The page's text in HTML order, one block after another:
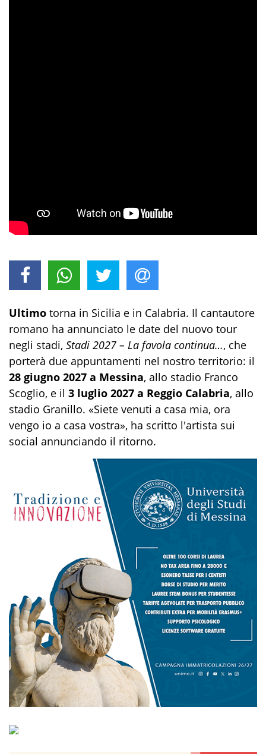
Ultimo torna in Sicilia e in Calabria. Il cantautore
romano ha annunciato le date del nuovo tour
negli stadi, Stadi 2027 – La favola continua…, che
porterà due appuntamenti nel nostro territorio: il
28 giugno 2027 a Messina, allo stadio Franco
Scoglio, e il 3 luglio 2027 a Reggio Calabria, allo
stadio Granillo. «Siete venuti a casa mia, ora
vengo io a casa vostra», ha scritto l'artista sui
social annunciando il ritorno.